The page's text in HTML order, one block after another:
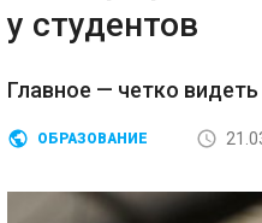
у студентов
Главное — четко
ОБРАЗОВАНИЕ